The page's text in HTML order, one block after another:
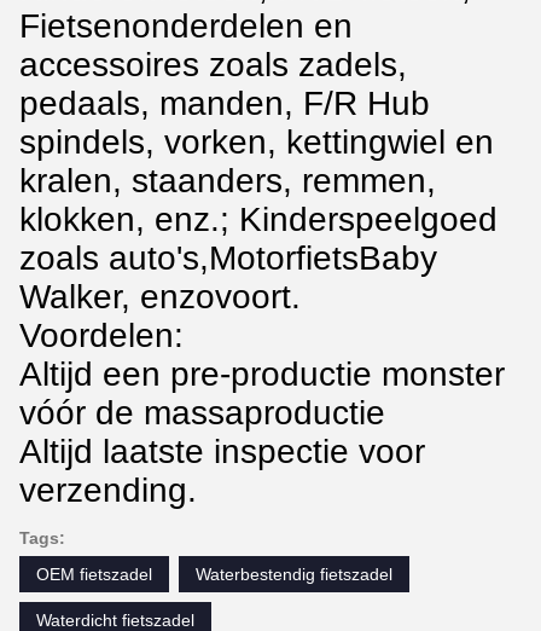
Fietsenonderdelen en
accessoires zoals zadels,
pedaals, manden, F/R Hub
spindels, vorken, kettingwiel en
kralen, staanders, remmen,
klokken, enz.; Kinderspeelgoed
zoals auto's,MotorfietsBaby
Walker, enzovoort.
Voordelen:
Altijd een pre-productie monster
vóór de massaproductie
Altijd laatste inspectie voor
verzending.
Tags:
OEM fietszadel
Waterbestendig fietszadel
Waterdicht fietszadel